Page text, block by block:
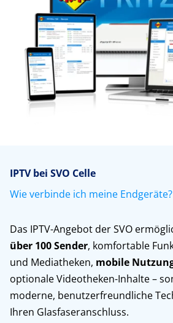
IPTV bei SVO Celle
Wie verbinde ich meine Endgeräte?
Das IPTV-Angebot der SVO
über 100 Sender, komfortable
und Mediatheken, mobile
optionale Videotheken-Inhalte –
moderne, benutzerfreundliche
Ihren Glasfaseranschluss.